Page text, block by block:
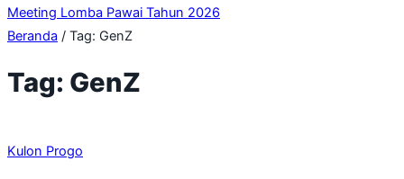
Meeting Lomba Pawai Tahun 2026
Beranda / Tag: GenZ
Tag: GenZ
Kulon Progo